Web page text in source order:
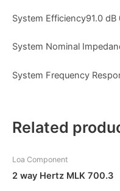
System Efficiency91.0 dB
System Nominal
System Frequency
Related
Loa Component
2 way Hertz MLK 700.3